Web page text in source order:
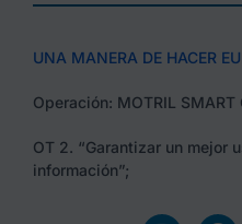
UNA MANERA DE HACER
Operación: MOTRIL SMART
OT 2. “Garantizar un mejor
información”;